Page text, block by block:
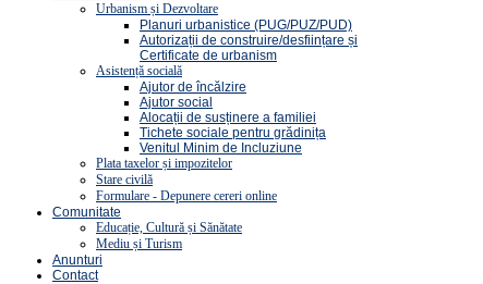
Urbanism și Dezvoltare
Planuri urbanistice (PUG/PUZ/PUD)
Autorizații de construire/desființare și
Certificate de urbanism
Asistență socială
Ajutor de încălzire
Ajutor social
Alocații de susținere a familiei
Tichete sociale pentru grădinița
Venitul Minim de Incluziune
Plata taxelor și impozitelor
Stare civilă
Formulare - Depunere cereri online
Comunitate
Educație, Cultură și Sănătate
Mediu și Turism
Anunturi
Contact